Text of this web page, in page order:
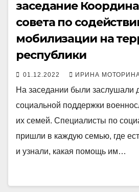
заседание
совета по
мобилизации на
республики
01.12.2022 ИРИНА
На заседании были заслушали
социальной поддержки
их семей. Специалисты по
пришли в каждую семью, где
и узнали, какая помощь им…